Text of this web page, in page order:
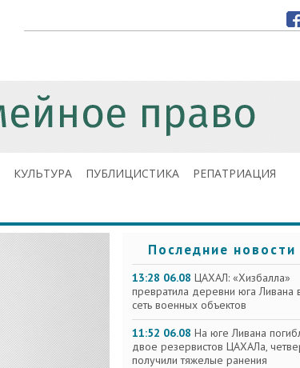
КУЛЬТУРА ПУБЛИЦИСТИКА РЕПАТРИАЦИЯ
Последние новости
13:28 06.08 ЦАХАЛ: «Хизбалла»
превратила деревни юга Ливана
сеть военных объектов
11:52 06.08 На юге Ливана
двое резервистов ЦАХАЛа,
получили тяжелые ранения